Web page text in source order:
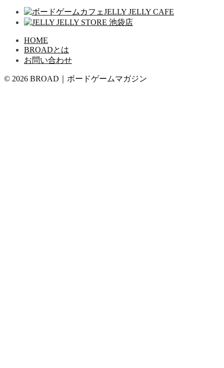
HOME
BROADとは
お問い合わせ
© 2026 BROAD｜ボードゲームマガジン